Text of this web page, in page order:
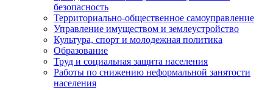
безопасность
Территориально-общественное самоуправление
Управление имуществом и землеустройство
Культура, спорт и молодежная политика
Образование
Труд и социальная защита населения
Работы по снижению неформальной занятости
населения